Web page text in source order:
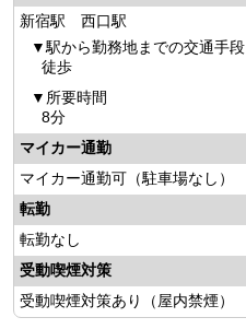
新宿駅 西口駅
駅から勤務地までの交通手段
徒歩
所要時間
8分
マイカー通勤
マイカー通勤可（駐車場なし）
転勤
転勤なし
受動喫煙対策
受動喫煙対策あり（屋内禁煙）